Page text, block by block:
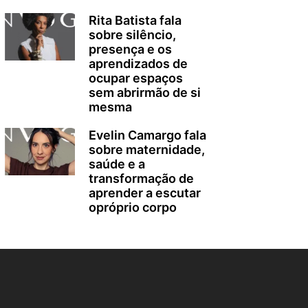
Rita Batista fala
sobre silêncio,
presença e os
aprendizados de
ocupar espaços
sem abrirmão de si
mesma
Evelin Camargo fala
sobre maternidade,
saúde e a
transformação de
aprender a escutar
opróprio corpo